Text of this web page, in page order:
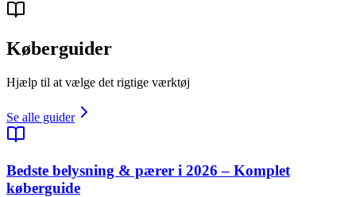
Køberguider
Hjælp til at vælge det rigtige værktøj
Se alle guider
Bedste belysning & pærer i 2026 – Komplet
køberguide